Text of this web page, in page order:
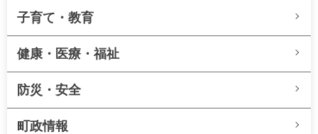
子育て・教育
健康・医療・福祉
防災・安全
町政情報